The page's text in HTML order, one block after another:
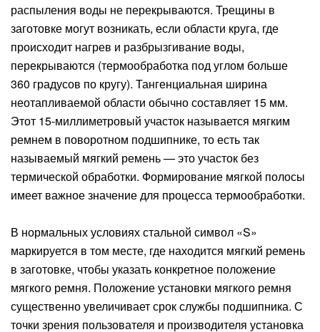
распыления воды не перекрываются. Трещины в
заготовке могут возникать, если области круга, где
происходит нагрев и разбрызгивание воды,
перекрываются (термообработка под углом больше
360 градусов по кругу). Тангенциальная ширина
неотапливаемой области обычно составляет 15 мм.
Этот 15-миллиметровый участок называется мягким
ремнем в поворотном подшипнике, то есть так
называемый мягкий ремень — это участок без
термической обработки. Формирование мягкой полосы
имеет важное значение для процесса термообработки.
В нормальных условиях стальной символ «S»
маркируется в том месте, где находится мягкий ремень
в заготовке, чтобы указать конкретное положение
мягкого ремня. Положение установки мягкого ремня
существенно увеличивает срок службы подшипника. С
точки зрения пользователя и производителя установка